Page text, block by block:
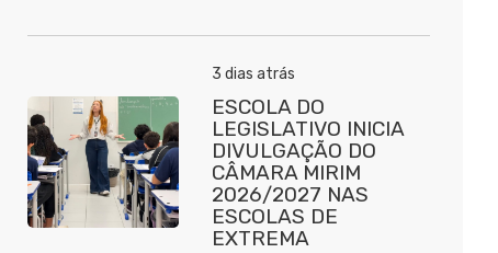
3 dias atrás
ESCOLA DO
LEGISLATIVO INICIA
DIVULGAÇÃO DO
CÂMARA MIRIM
2026/2027 NAS
ESCOLAS DE
EXTREMA